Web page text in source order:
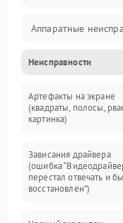
Аппаратные
Перегрев и
Видео
Интерфейсные и
Неисправности
Артефакты на экране
(квадраты, полосы,
картинка)
Зависания драйвера
(ошибка
перестал отвечать и
восстановлен”)